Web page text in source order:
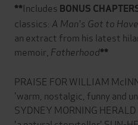
**Includes BONUS
classics: A Man's Got to
an extract from his latest
memoir, Fatherhood**
PRAISE FOR WILLIAM
'warm, nostalgic, funny and
SYDNEY MORNING HERALD